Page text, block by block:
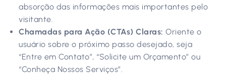
absorção das informações mais importantes pelo
visitante.
Chamadas para Ação (CTAs) Claras: Oriente o
usuário sobre o próximo passo desejado, seja
“Entre em Contato”, “Solicite um Orçamento” ou
“Conheça Nossos Serviços”.